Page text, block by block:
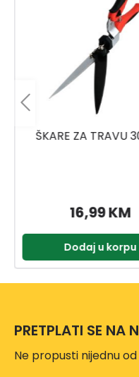
ŠKARE ZA VOĆE
15,95 KM
Dodaj u korpu
PRETPLATI SE NA
Ne propusti nijednu